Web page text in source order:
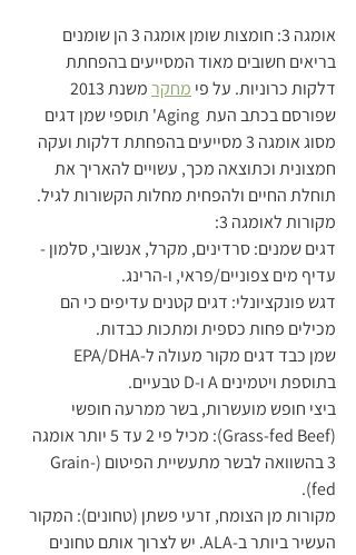
אומגה 3: חומצות שומן אומגה 3 הן שומנים
בריאים חשובים מאוד המסייעים בהפחתת
דלקות כרוניות. על פי מחקר
שפורסם בכתב העת  Aging' תוספי שמן דגים
מסוג אומגה 3 מסייעים בהפחתת דלקות ועקה
חמצונית וכתוצאה מכך, עשויים להאריך את
תוחלת החיים ולהפחית מחלות הקשורות לגיל.
מקורות לאומגה 3:
דגים שמנים: סרדינים, מקרל, אנשובי, סלמון -
עדיף מים צפוניים/פראי, ו-הרינג.
דגש פונקציונלי: דגים קטנים עדיפים כי הם
מכילים פחות כספית ומתכות כבדות.
בתוספת ויטמינים A ו-D טבעיים.
ביצי חופש מועשרות, בשר ממרעה חופשי
(Grass-fed Beef): מכיל פי 2 עד 5 יותר אומגה
3 בהשוואה לבשר מתעשיית הפיטום (Grain-
fed).
מקורות מן הצומח, זרעי פשתן (טחונים): המקור
העשיר ביותר ב-ALA. יש לצרוך אותם טחונים